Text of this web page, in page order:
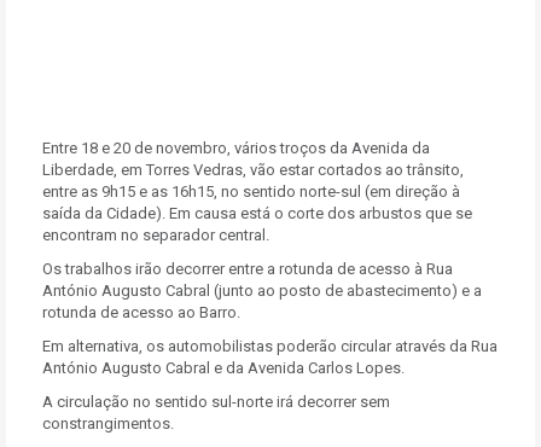
Entre 18 e 20 de novembro, vários troços da Avenida da
Liberdade, em Torres Vedras, vão estar cortados ao trânsito,
entre as 9h15 e as 16h15, no sentido norte-sul (em direção à
saída da Cidade). Em causa está o corte dos arbustos que se
encontram no separador central.
Os trabalhos irão decorrer entre a rotunda de acesso à Rua
António Augusto Cabral (junto ao posto de abastecimento) e a
rotunda de acesso ao Barro.
Em alternativa, os automobilistas poderão circular através da Rua
António Augusto Cabral e da Avenida Carlos Lopes.
A circulação no sentido sul-norte irá decorrer sem
constrangimentos.